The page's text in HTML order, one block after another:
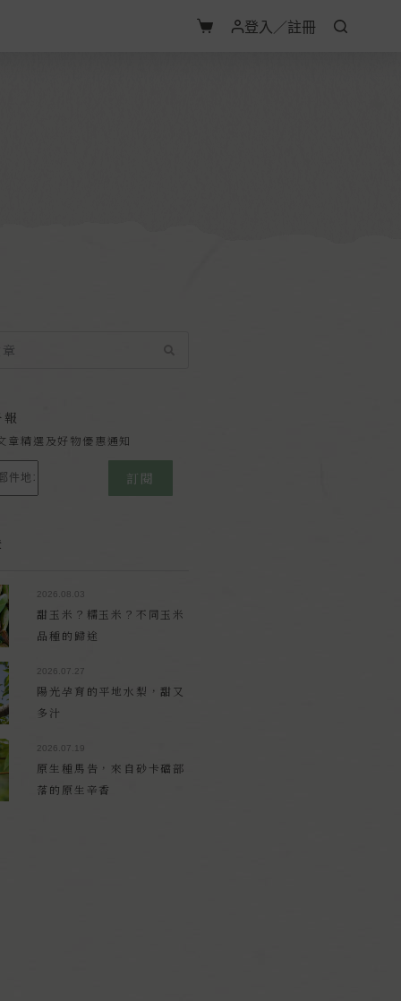
登入／註冊
章精選及好物優惠通知
訂閱
2026.08.03
甜玉米？糯玉米？不同玉米
品種的歸途
2026.07.27
陽光孕育的平地水梨，甜又
多汁
2026.07.19
原生種馬告，來自砂卡礑部
落的原生辛香